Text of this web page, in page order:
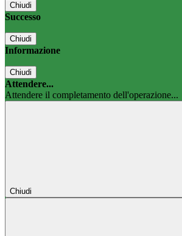
Chiudi
Successo
Chiudi
Informazione
Chiudi
Attendere...
Attendere il completamento dell'operazione...
Chiudi